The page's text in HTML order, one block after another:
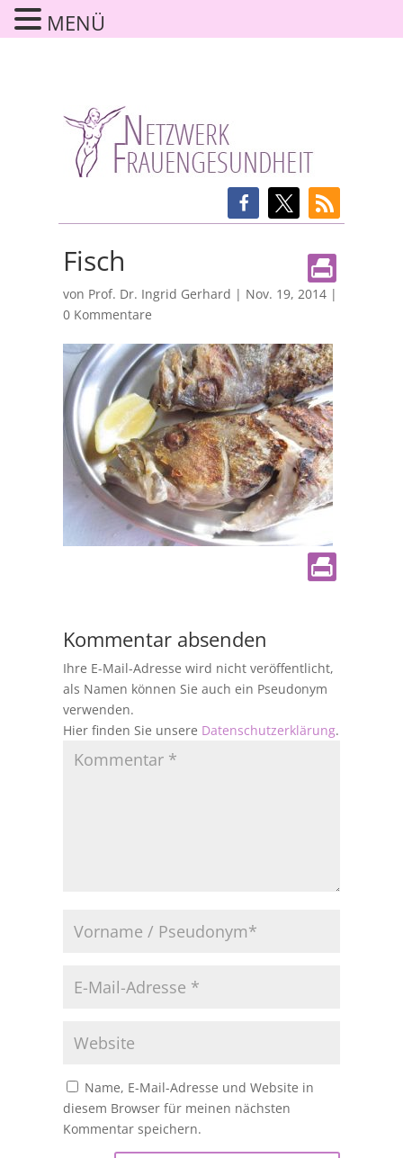
Fisch
von Prof. Dr. Ingrid Gerhard | Nov. 19, 2014|
0 Kommentare
Kommentar absenden
Ihre E-Mail-Adresse wird nicht veröffentlicht,
als Namen können Sie auch ein Pseudonym
verwenden.
Hier finden Sie unsere Datenschutzerklärung.
Name, E-Mail-Adresse und Website in
diesem Browser für meinen nächsten
Kommentar speichern.
MENÜ